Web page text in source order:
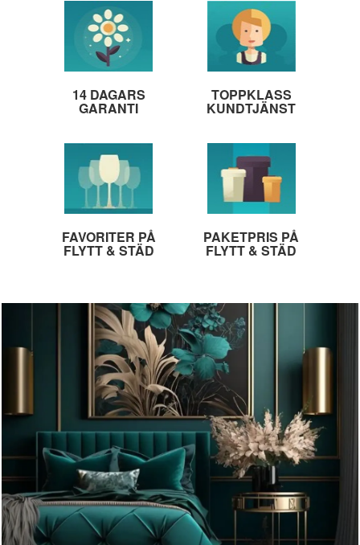
14 DAGARS
GARANTI
TOPPKLASS
KUNDTJÄNST
FAVORITER PÅ
FLYTT & STÄD
PAKETPRIS PÅ
FLYTT & STÄD